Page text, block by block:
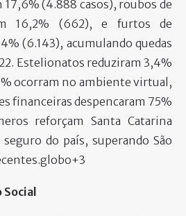
17,6% (4.888 casos), roubos de
16,2% (662), e furtos de
(6.143), acumulando quedas
Estelionatos reduziram 3,4%
ocorram no ambiente virtual,
financeiras despencaram 75%
reforçam Santa Catarina
do país, superando São